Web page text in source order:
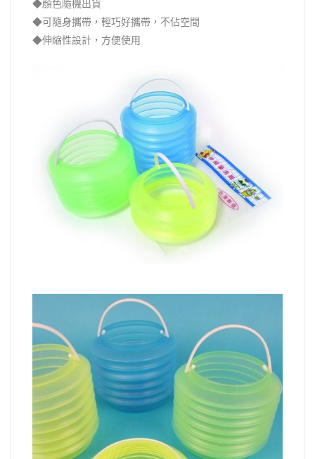
◆顏色隨機出貨
◆可隨身攜帶，輕巧好攜帶，不佔空間
◆伸縮性設計，方便使用